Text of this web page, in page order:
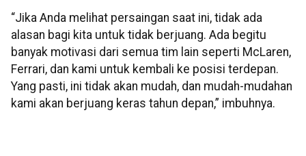
“Jika Anda melihat persaingan saat ini, tidak ada
alasan bagi kita untuk tidak berjuang. Ada begitu
banyak motivasi dari semua tim lain seperti McLaren,
Ferrari, dan kami untuk kembali ke posisi terdepan.
Yang pasti, ini tidak akan mudah, dan mudah-mudahan
kami akan berjuang keras tahun depan,” imbuhnya.